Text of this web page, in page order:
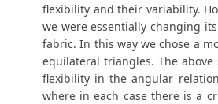
flexibility and their variability.
we were essentially changing
fabric. In this way we chose a
equilateral triangles. The
flexibility in the angular
where in each case there is a